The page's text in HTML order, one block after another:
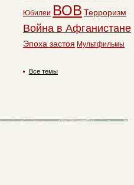
Юбилеи ВОВ Терроризм
Война в Афганистане
Эпоха застоя Мультфильмы
Все темы